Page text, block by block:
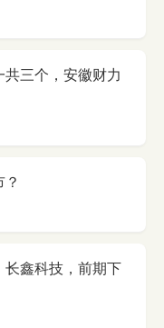
三个，安徽财力
鑫科技，前期下